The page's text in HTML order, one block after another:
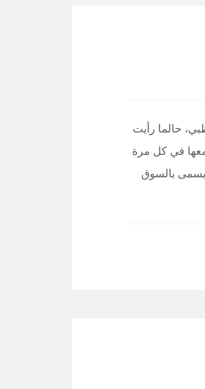
حالما رأيت
في كل مرة
بالسوق